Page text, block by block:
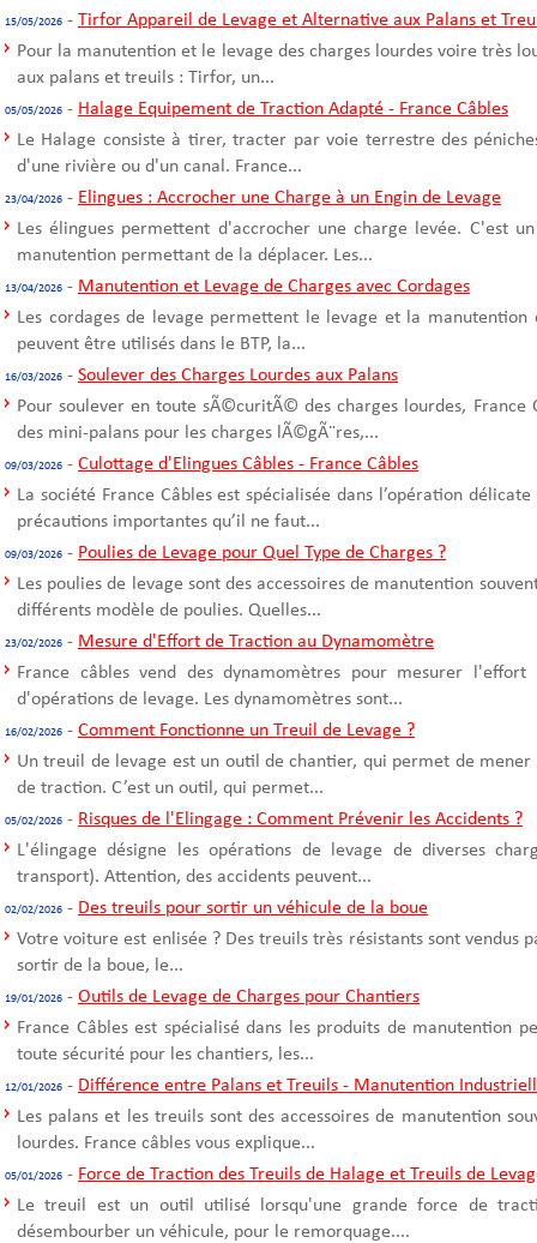
15/05/2026 - Tirfor Appareil de Levage et Alternative aux Palans et
Pour la manutention et le levage des charges lourdes voire très
aux palans et treuils : Tirfor, un...
05/05/2026 - Halage Equipement de Traction Adapté - France Câbles
Le Halage consiste à tirer, tracter par voie terrestre des
d'une rivière ou d'un canal. France...
23/04/2026 - Elingues : Accrocher une Charge à un Engin de Levage
Les élingues permettent d'accrocher une charge levée. C'est
manutention permettant de la déplacer. Les...
13/04/2026 - Manutention et Levage de Charges avec Cordages
Les cordages de levage permettent le levage et la manutention
peuvent être utilisés dans le BTP, la...
16/03/2026 - Soulever des Charges Lourdes aux Palans
Pour soulever en toute sÃ©curitÃ© des charges lourdes, France
des mini-palans pour les charges lÃ©gÃ¨res,...
09/03/2026 - Culottage d'Elingues Câbles - France Câbles
La société France Câbles est spécialisée dans l’opération
précautions importantes qu’il ne faut...
09/03/2026 - Poulies de Levage pour Quel Type de Charges ?
Les poulies de levage sont des accessoires de manutention
différents modèle de poulies. Quelles...
23/02/2026 - Mesure d'Effort de Traction au Dynamomètre
France câbles vend des dynamomètres pour mesurer
d'opérations de levage. Les dynamomètres sont...
16/02/2026 - Comment Fonctionne un Treuil de Levage ?
Un treuil de levage est un outil de chantier, qui permet de
de traction. C’est un outil, qui permet...
05/02/2026 - Risques de l'Elingage : Comment Prévenir les Accidents ?
L'élingage désigne les opérations de levage de diverses
transport). Attention, des accidents peuvent...
02/02/2026 - Des treuils pour sortir un véhicule de la boue
Votre voiture est enlisée ? Des treuils très résistants sont vendus
sortir de la boue, le...
19/01/2026 - Outils de Levage de Charges pour Chantiers
France Câbles est spécialisé dans les produits de manutention
toute sécurité pour les chantiers, les...
12/01/2026 - Différence entre Palans et Treuils - Manutention
Les palans et les treuils sont des accessoires de manutention
lourdes. France câbles vous explique...
05/01/2026 - Force de Traction des Treuils de Halage et Treuils de
Le treuil est un outil utilisé lorsqu'une grande force de
désembourber un véhicule, pour le remorquage....